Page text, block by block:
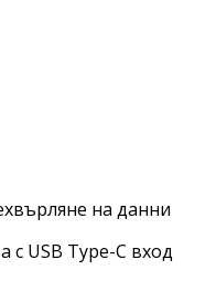
на данни
с USB Type-C вход